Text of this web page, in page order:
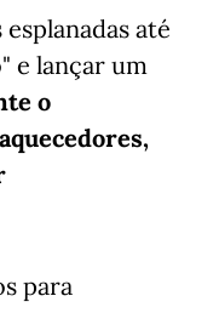
até
e lançar um
o
para